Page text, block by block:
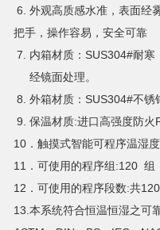
6. 外观高质感水准，表面经
把手，操作容易，安全可靠
7. 内箱材质：SUS304#耐寒
经镜面处理。
8. 外箱材质：SUS304#不锈
9. 保温材质:进口高强度防火
10．触摸式智能可程序温湿
11．可使用的程序组:120 组
12．可使用的程序段数:共
13.本系统符合恒温恒湿之可